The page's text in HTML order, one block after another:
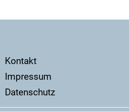
Secondary
menu
Kontakt
Impressum
Datenschutz